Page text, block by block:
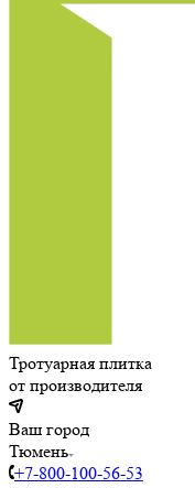
Тротуарная плитка
от производителя
Ваш город
Тюмень
+7-800-100-56-53